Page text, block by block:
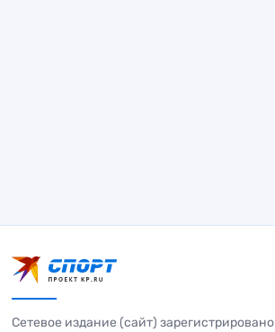
Сетевое издание (сайт) зарегистрировано